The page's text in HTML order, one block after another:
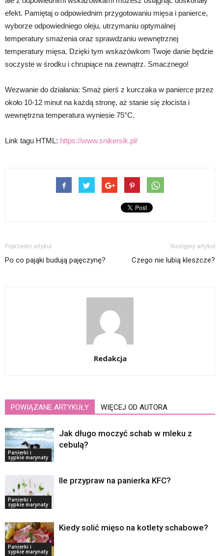
efekt. Pamiętaj o odpowiednim przygotowaniu mięsa i panierce,
wyborze odpowiedniego oleju, utrzymaniu optymalnej
temperatury smażenia oraz sprawdzaniu wewnętrznej
temperatury mięsa. Dzięki tym wskazówkom Twoje danie będzie
soczyste w środku i chrupiące na zewnątrz. Smacznego!
Wezwanie do działania: Smaż pierś z kurczaka w panierce przez
około 10-12 minut na każdą stronę, aż stanie się złocista i
wewnętrzna temperatura wyniesie 75°C.
Link tagu HTML: https://www.snikersik.pl/
Poprzedni artykuł
Po co pająki budują pajęczynę?
Następny artykuł
Czego nie lubią kleszcze?
Redakcja
POWIĄZANE ARTYKUŁY WIĘCEJ OD AUTORA
Panierki i
sypkie marynaty
Jak długo moczyć schab w mleku z
cebulą?
Panierki i
sypkie marynaty
Ile przypraw na panierka KFC?
Panierki i
sypkie marynaty
Kiedy solić mięso na kotlety schabowe?